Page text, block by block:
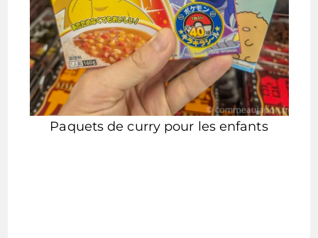
Paquets de curry pour les enfants